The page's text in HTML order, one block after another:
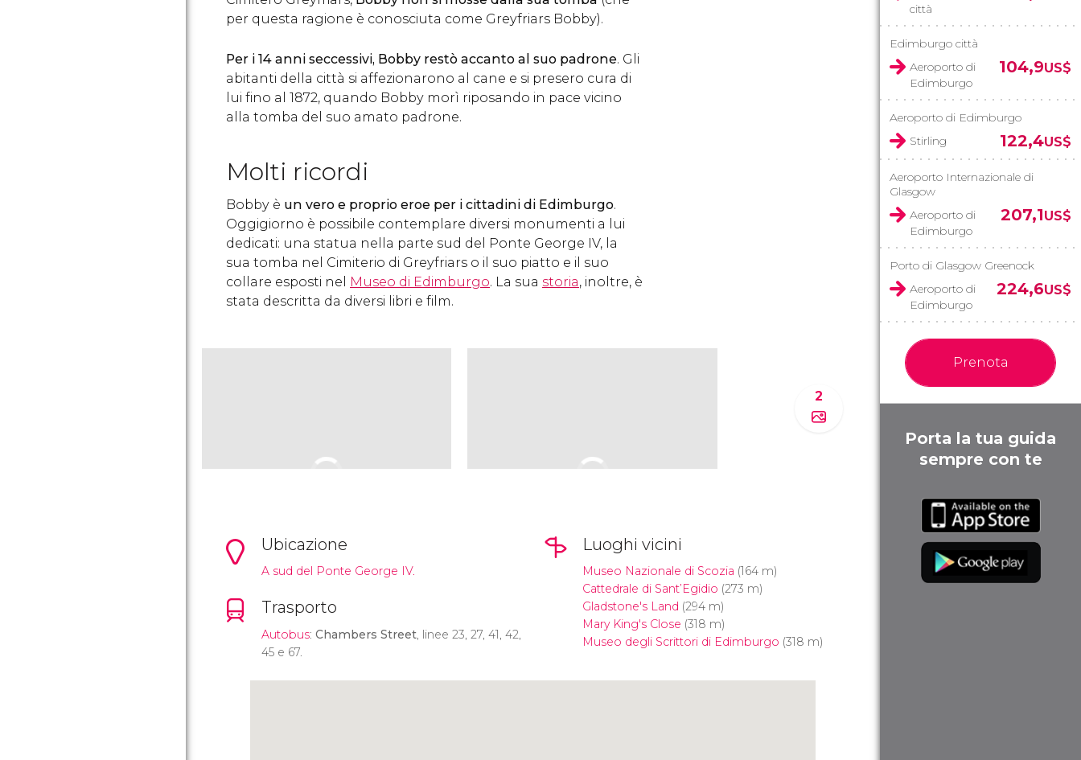
per questa ragione è conosciuta come Greyfriars Bobby).
Per i 14 anni seccessivi, Bobby restò accanto al suo padrone. Gli
abitanti della città si affezionarono al cane e si presero cura di
lui fino al 1872, quando Bobby morì riposando in pace vicino
alla tomba del suo amato padrone.
Molti ricordi
Bobby è un vero e proprio eroe per i cittadini di Edimburgo.
Oggigiorno è possibile contemplare diversi monumenti a lui
dedicati: una statua nella parte sud del Ponte George IV, la
sua tomba nel Cimiterio di Greyfriars o il suo piatto e il suo
collare esposti nel
Museo di Edimburgo. La sua storia, inoltre, è
stata descritta da diversi libri e film.
2
Ubicazione
A sud del Ponte George IV.
Trasporto
Autobus: Chambers Street, linee 23, 27, 41, 42,
45 e 67.
Luoghi vicini
Museo Nazionale di Scozia (164 m)
Cattedrale di Sant’Egidio (273 m)
Gladstone's Land (294 m)
Mary King's Close (318 m)
Museo degli Scrittori di Edimburgo (318 m)
città
Edimburgo città
Aeroporto di
Edimburgo
104,9US$
Aeroporto di Edimburgo
Stirling
122,4US$
Aeroporto Internazionale di
Glasgow
Aeroporto di
Edimburgo
207,1US$
Porto di Glasgow Greenock
Aeroporto di
Edimburgo
224,6US$
Prenota
Porta la tua guida
sempre con te